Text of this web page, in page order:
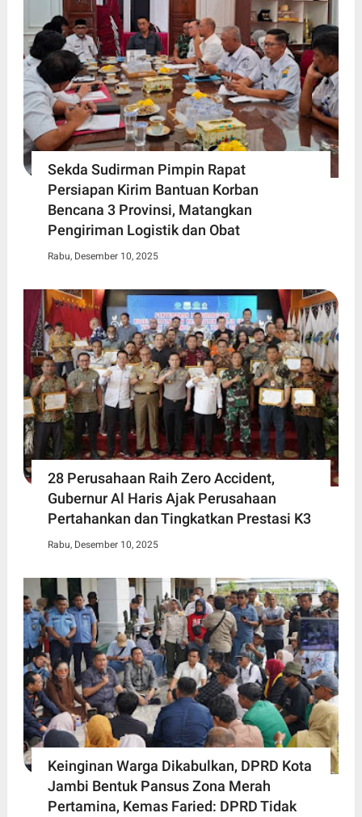
Sekda Sudirman Pimpin Rapat
Persiapan Kirim Bantuan Korban
Bencana 3 Provinsi, Matangkan
Pengiriman Logistik dan Obat
Rabu, Desember 10, 2025
28 Perusahaan Raih Zero Accident,
Gubernur Al Haris Ajak Perusahaan
Pertahankan dan Tingkatkan Prestasi K3
Rabu, Desember 10, 2025
Keinginan Warga Dikabulkan, DPRD Kota
Jambi Bentuk Pansus Zona Merah
Pertamina, Kemas Faried: DPRD Tidak